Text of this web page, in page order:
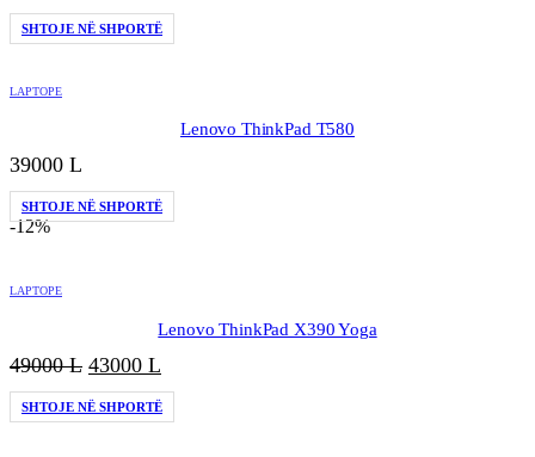
SHTOJE NË SHPORTË
LAPTOPE
Lenovo ThinkPad T580
39000 L
SHTOJE NË SHPORTË
-12%
LAPTOPE
Lenovo ThinkPad X390 Yoga
49000L Çmimi
origjinal
qe:
43000 L
i
tanishëm
SHTOJE NË SHPORTË